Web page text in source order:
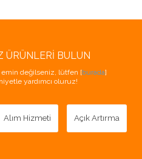
ÜRÜNLERI BULUN
emin değilseniz, lütfen [burada]
yardımcı oluruz!
Alım Hizmeti Açık Artırma